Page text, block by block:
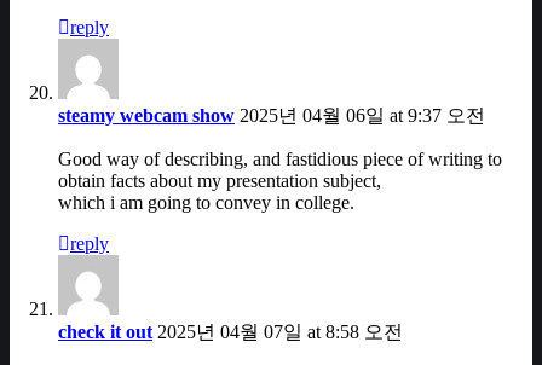
reply
steamy webcam show 2025년 04월 06일 at 9:37 오전
Good way of describing, and fastidious piece of writing to
obtain facts about my presentation subject,
which i am going to convey in college.
reply
check it out 2025년 04월 07일 at 8:58 오전